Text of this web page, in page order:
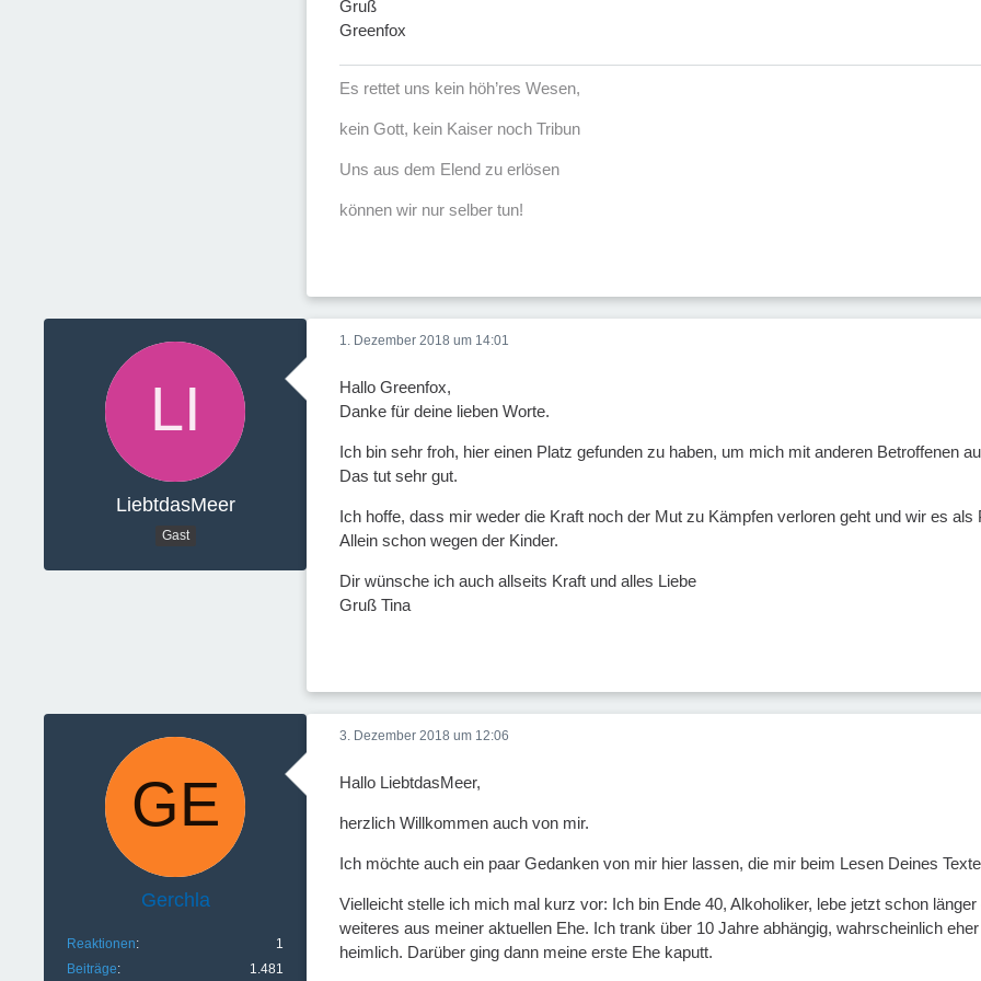
Gruß
Greenfox
Es rettet uns kein höh’res Wesen,
kein Gott, kein Kaiser noch Tribun
Uns aus dem Elend zu erlösen
können wir nur selber tun!
LiebtdasMeer
Gast
1. Dezember 2018 um 14:01
Hallo Greenfox,
Danke für deine lieben Worte.
Ich bin sehr froh, hier einen Platz gefunden zu haben, um mich mit anderen Betroffenen
Das tut sehr gut.
Ich hoffe, dass mir weder die Kraft noch der Mut zu Kämpfen verloren geht und wir es als
Allein schon wegen der Kinder.
Dir wünsche ich auch allseits Kraft und alles Liebe
Gruß Tina
Gerchla
Reaktionen
1
Beiträge
1.481
3. Dezember 2018 um 12:06
Hallo LiebtdasMeer,
herzlich Willkommen auch von mir.
Ich möchte auch ein paar Gedanken von mir hier lassen, die mir beim Lesen Deines
Vielleicht stelle ich mich mal kurz vor: Ich bin Ende 40, Alkoholiker, lebe jetzt schon
weiteres aus meiner aktuellen Ehe. Ich trank über 10 Jahre abhängig, wahrscheinlich
heimlich. Darüber ging dann meine erste Ehe kaputt.